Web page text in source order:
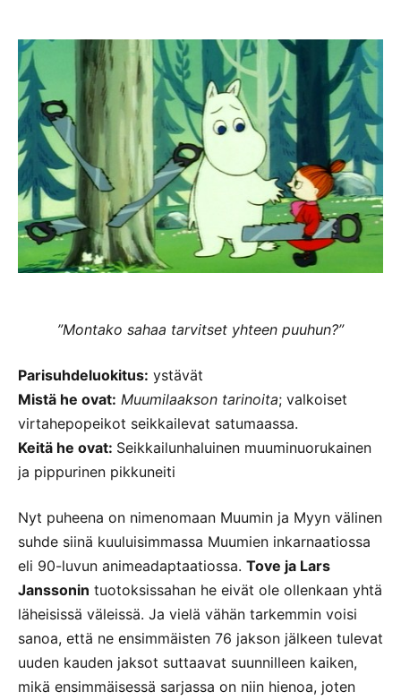
”Montako sahaa tarvitset yhteen puuhun?”
Parisuhdeluokitus: ystävät
Mistä he ovat: Muumilaakson tarinoita; valkoiset
virtahepopeikot seikkailevat satumaassa.
Keitä he ovat: Seikkailunhaluinen muuminuorukainen
ja pippurinen pikkuneiti
Nyt puheena on nimenomaan Muumin ja Myyn välinen
suhde siinä kuuluisimmassa Muumien inkarnaatiossa
eli 90-luvun animeadaptaatiossa. Tove ja Lars
Janssonin tuotoksissahan he eivät ole ollenkaan yhtä
läheisissä väleissä. Ja vielä vähän tarkemmin voisi
sanoa, että ne ensimmäisten 76 jakson jälkeen tulevat
uuden kauden jaksot suttaavat suunnilleen kaiken,
mikä ensimmäisessä sarjassa on niin hienoa, joten